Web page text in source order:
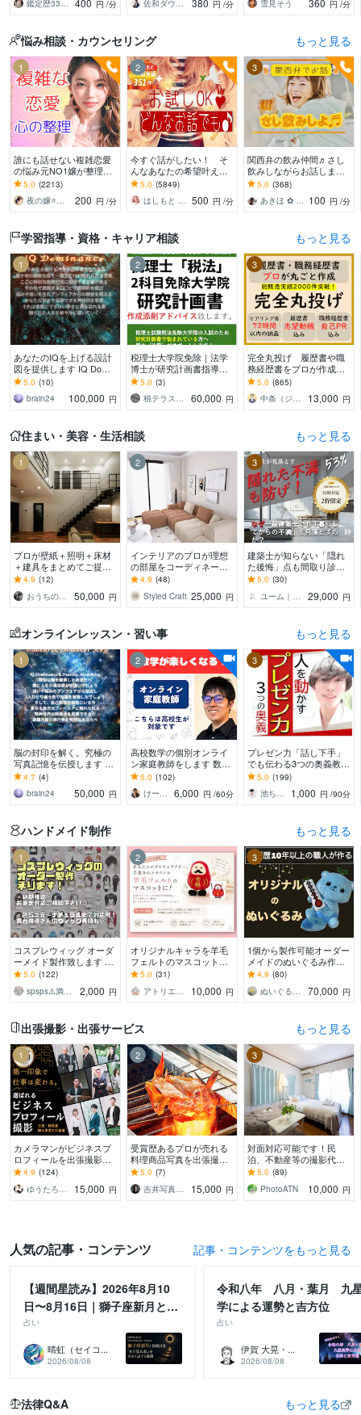
円 /分
持ち等◎祈願付き
円 /分 雪見そう 円 /分
悩み相談・カウンセリング もっと見る
1
誰にも話せない複雑恋愛
の悩み元NO1嬢が整理し
ます 夜職女性への恋・夜
職恋愛・不倫・片思い・
年の差・遠距離・失恋
5.0 (2213)
夜の嬢⭐月島みと｜複雑恋愛カウンセラー
200 円 /分
2
今すぐ話がしたい！ そ
んなあなたの希望叶えま
す 今日あったことから深
刻な悩みまで☆何でも打
ち明けてください。
5.0 (5849)
はしもと ゆっこ♡救急こころの相談室 500 円 /分
3
関西弁の飲み仲間♬さし
飲みしながらお話します
何となく話したい✨酔っ
た時のいい気分のまま⭐︎お
話しましょう
5.0 (368)
あきほ ✿ 元気を届ける関西女子✨ 100 円 /分
学習指導・資格・キャリア相談 もっと見る
1
あなたのIQを上げる設計
図を提供します IQ Domin
ance 圧倒的なアップグレ
ードで人生変革
5.0 (10)
brain24
100,000 円
2
税理士大学院免除｜法学
博士が研究計画書指導し
ます 初心者OK！会計事
務所経験不要でも合格へ
導く添削指
5.0 (3)
税テラス＠研究計画書修士論文添削のプロ
60,000 円
3
完全丸投げ 履歴書や職
務経歴書をプロが作成し
ます ゼロから作成代行/ポ
イント解説付 総販売実
績2000件突破
5.0 (865)
中条（ジョインキャリアオフィス）
13,000 円
住まい・美容・生活相談 もっと見る
1
プロが壁紙＋照明＋床材
＋建具をまとめてご提案
します 一級建築士が床
材・壁紙・建具・照明選
びを品番・価格つきで提
案
4.9 (12)
50,000 円
2
インテリアのプロが理想
の部屋をコーディネート
します 現役インテリアコ
ーディネーターが3Dパー
ス付きで提案します
4.9 (48)
Styled Craft 25,000 円
3
建築士が知らない「隠れ
た後悔」点も間取り診断
します 施主が言えなかっ
目のプロが動画解説
5.0 (30)
29,000 円
オンラインレッスン・習い事 もっと見る
1
脳の封印を解く。究極の
写真記憶を伝授します 勝
利 逆転 受験 経営 スキル
鑑定 再生 マインド
4.7 (4)
brain24
50,000 円
2
高校数学の個別オンライ
ン家庭教師をします 数学
が楽しくなる体験を！
（体験授業として初回割
引中です）
5.0 (102)
けーさくの数学教室
6,000 円 /60分
3
プレゼン力「話し下手」
でも伝わる3つの奥義教え
ます プレゼン賞100人中1
位の【話し方】ロジカル
会話・スピーチ術
5.0 (199)
池ちゃん先生｜話し方×自分発見コーチ｜
1,000 円 /90分
ハンドメイド制作 もっと見る
1
コスプレウィッグ オーダ
ーメイド製作致します お
見積もりご依頼24時間お
気軽に◎ドールウィッグ
も相談可◎
5.0 (122)
spsps⚠️満枠の場合でも対応可⭕️
2,000 円
2
オリジナルキャラを羊毛
フェルトのマスコットに
します 写真や画像、手書
します☆
5.0 (31)
アトリエクラウン
10,000 円
3
1個から製作可能オーダー
メイドのぬいぐるみ作れ
ます 縫製歴10年以上の職
人が、あなたの推しぬい
を作るお手伝い！
4.9 (80)
ぬいぐるみ工房マイぬいデザイン
70,000 円
出張撮影・出張サービス もっと見る
1
カメラマンがビジネスプ
ロフィールを出張撮影し
ます 第一印象を変えて、
クライアントから選ばれ
る写真をご提案
4.9 (124)
15,000 円
2
受賞歴あるプロが売れる
料理商品写真を出張撮影
します 年間200件超の撮
影実績。売上に直結する
高品質な一枚を届け!
5.0 (7)
15,000 円
3
対面対応可能です！民
泊、不動産等の撮影代行
致します 超広角レンズ使
用＆全画像データ納品
5.0 (89)
PhotoATN
10,000 円
人気の記事・コンテンツ 記事・コンテンツをもっと見る
【週間星読み】2026年8月10
日〜8月16日｜獅子座新月と皆
既日食。「まだ見ぬ私」を小さ
く試す1週間
占い
晴虹（セイコ...
2026/08/08
令和八年 八月・葉月 九
学による運勢と吉方位
占い
伊賀 大晃・...
2026/08/08
法律Q&A もっと見る